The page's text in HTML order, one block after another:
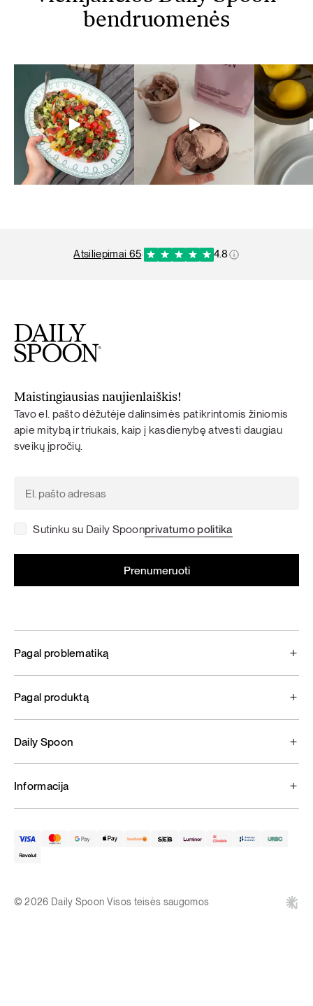
bendruomenės
atsiliepimai 65· 4.8
Maistingiausias naujienlaiškis!
Tavo el. pašto dėžutėje dalinsimės patikrintomis žiniomis
apie mitybą ir triukais, kaip į kasdienybę atvesti daugiau
sveikų įpročių.
Sutinku su Daily Spoonprivatumo politika
Pagal problematiką
Pagal produktą
Daily Spoon
Informacija
© 2026 Daily Spoon Visos teisės saugomos